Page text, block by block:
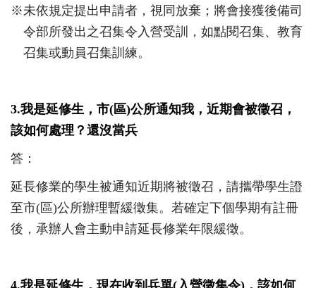
※未依規定提出申請者，視同放棄；將會接獲後備司
令部所發出之召集令入營受訓，如點閱召集、教育
召集或動員召集訓練。
3.我是延修生，市(區)公所通知我，近期會被徵召，
該如何處理？還沒當兵
答 ：
延長修業的學生被通知近期將被徵召，請攜帶學生證
至市(區)公所辦理暫緩徵集。若確定下個學期有註冊
後，承辦人會主動申請延長修業年限緩徵。
4.我是延修生，現在收到兵單( 入營徵集令) ，該如何